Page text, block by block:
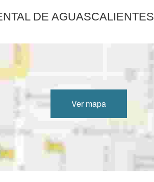
DE AGUASCALIENTES
Ver mapa